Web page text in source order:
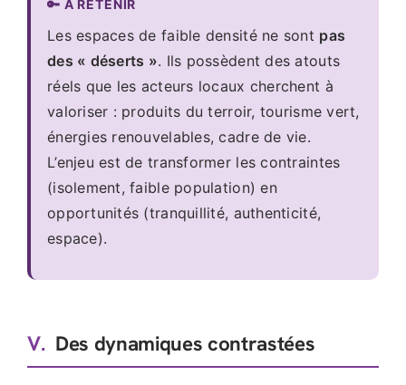
🔑 À RETENIR
Les espaces de faible densité ne sont pas
des « déserts ». Ils possèdent des atouts
réels que les acteurs locaux cherchent à
valoriser : produits du terroir, tourisme vert,
énergies renouvelables, cadre de vie.
L’enjeu est de transformer les contraintes
(isolement, faible population) en
opportunités (tranquillité, authenticité,
espace).
V. Des dynamiques contrastées